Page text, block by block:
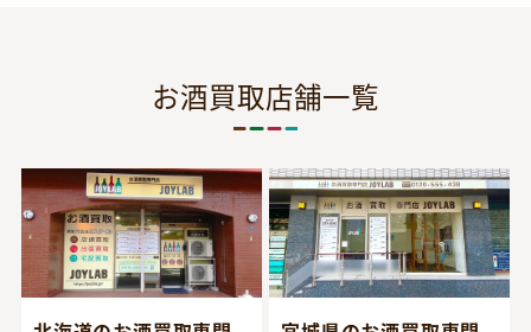
お酒買取店舗一覧